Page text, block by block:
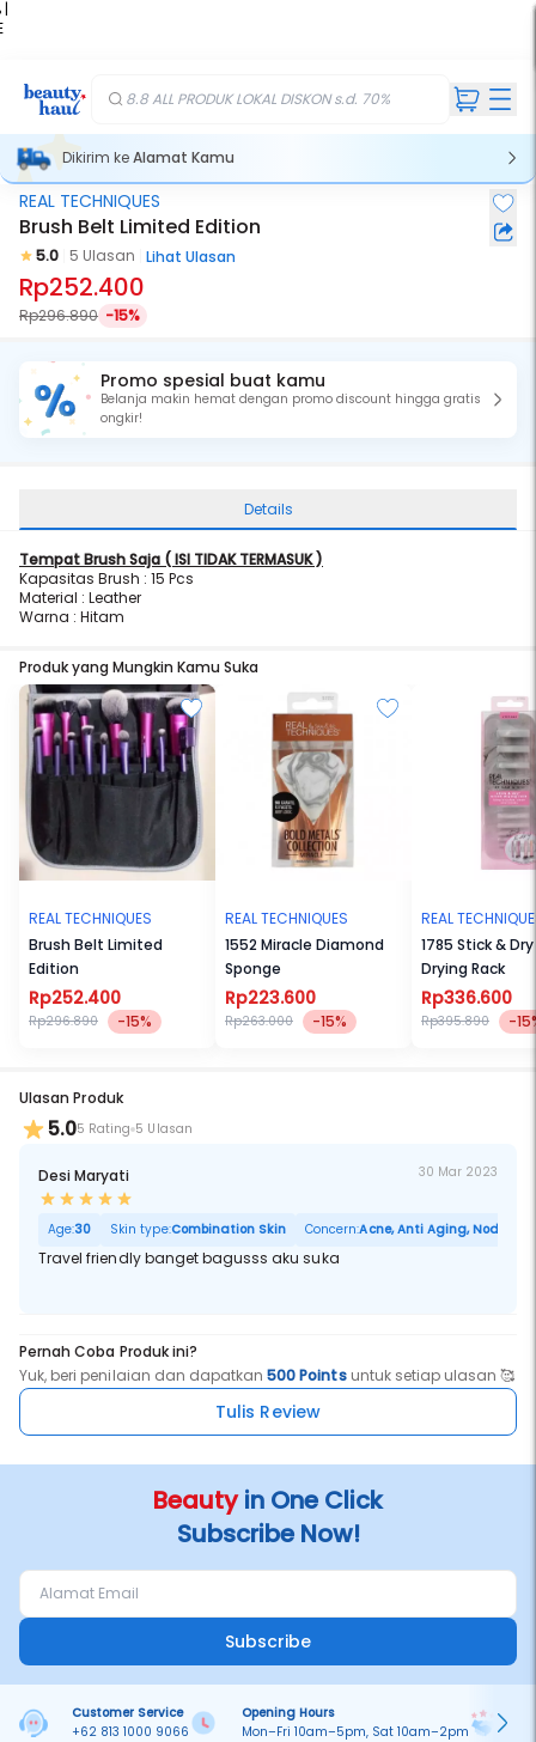
|
8.8 ALL PRODUK LOKAL DISKON s.d. 70%
Dikirim keAlamat Kamu
REAL TECHNIQUES
Brush Belt Limited Edition
5.0 5 Ulasan Lihat Ulasan
Rp252.400
Rp296.890 -15%
Promo spesial buat kamu
Belanja makin hemat dengan promo discount hingga gratis
ongkir!
Details
Tempat Brush Saja ( ISI TIDAK TERMASUK )
Kapasitas Brush : 15 Pcs
Material : Leather
Warna : Hitam
Produk yang Mungkin Kamu Suka
REAL TECHNIQUES
Brush Belt Limited
Edition
Rp252.400
Rp296.890 -15%
REAL TECHNIQUES
1552 Miracle Diamond
Sponge
Rp223.600
Rp263.000 -15%
REAL
1785 Stick &
Drying Rack
Rp336.600
Rp395.890 -
Ulasan Produk
5.05 Rating 5 Ulasan
Desi Maryati 30 Mar 2023
Age:30 Skin type:Combination Skin Concern:Acne, Anti Aging, Noda
Travel friendly banget bagusss aku suka
Pernah Coba Produk ini?
Yuk, beri penilaian dan dapatkan500 Pointsuntuk setiap ulasan 🥰
Tulis Review
Beautyin One Click
Subscribe Now!
Subscribe
Customer Service
+62 813 1000 9066
Opening Hours
Mon–Fri 10am–5pm, Sat 10am–2pm